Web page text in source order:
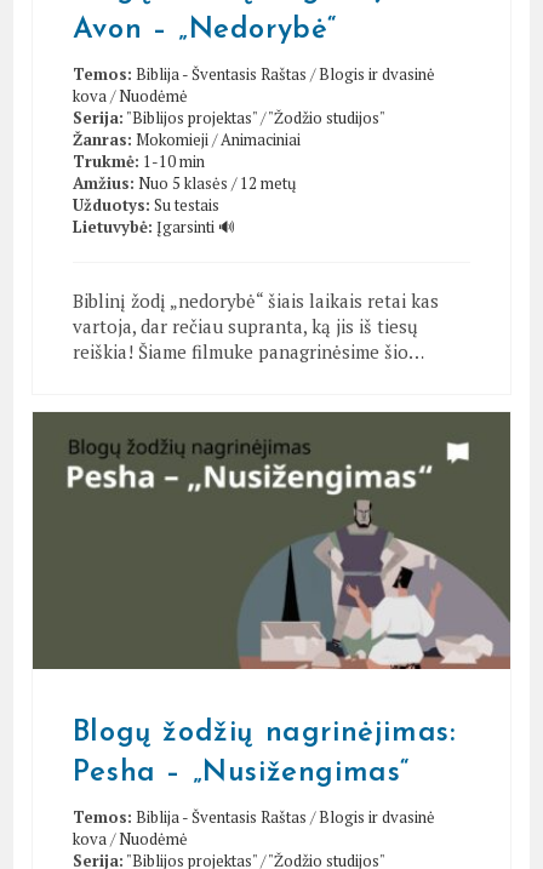
Avon – „Nedorybė“
Temos: Biblija - Šventasis Raštas /Blogis ir dvasinė
kova /Nuodėmė
Serija: "Biblijos projektas"/"Žodžio studijos"
Žanras: Mokomieji /Animaciniai
Trukmė: 1-10 min
Amžius: Nuo 5 klasės / 12 metų
Užduotys: Su testais
Lietuvybė: Įgarsinti 🔊
Biblinį žodį „nedorybė“ šiais laikais retai kas
vartoja, dar rečiau supranta, ką jis iš tiesų
reiškia! Šiame filmuke panagrinėsime šio…
Blogų žodžių nagrinėjimas:
Pesha – „Nusižengimas“
Temos: Biblija - Šventasis Raštas /Blogis ir dvasinė
kova/Nuodėmė
Serija: "Biblijos projektas"/"Žodžio studijos"